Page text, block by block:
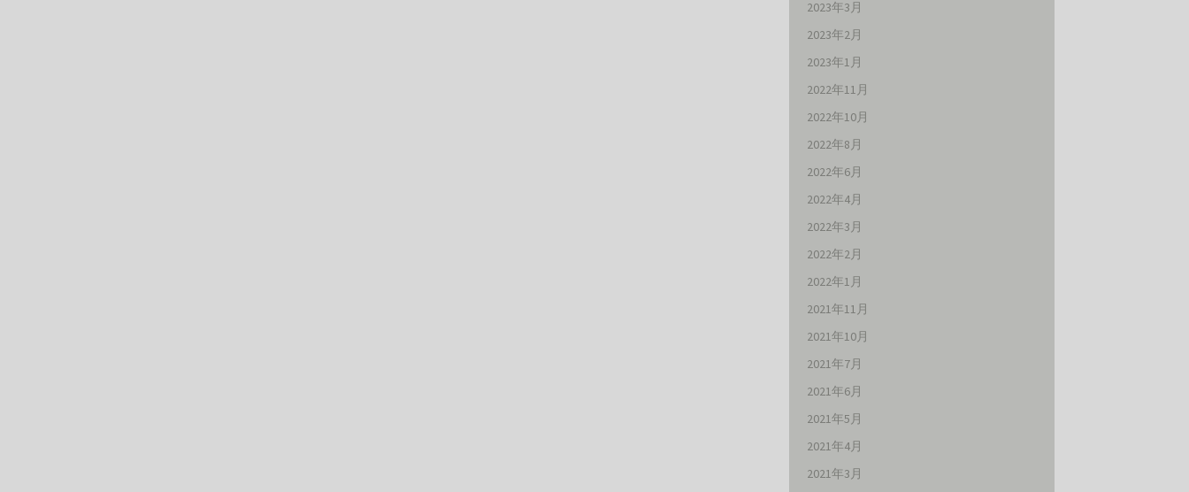
2023年3月
2023年2月
2023年1月
2022年11月
2022年10月
2022年8月
2022年6月
2022年4月
2022年3月
2022年2月
2022年1月
2021年11月
2021年10月
2021年7月
2021年6月
2021年5月
2021年4月
2021年3月